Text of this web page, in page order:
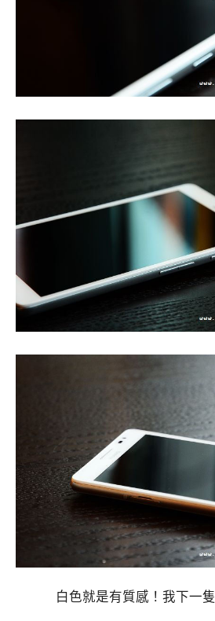
白色就是有質感！我下一